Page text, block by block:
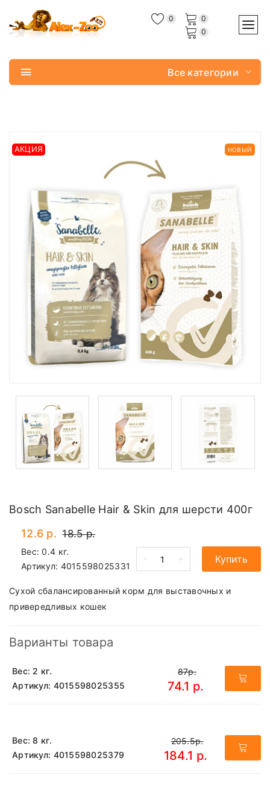
0
0
0
Все категории
АКЦИЯ НОВЫЙ
Bosch Sanabelle Hair & Skin для шерсти 400г
12.6 р. 18.5 р.
Вес: 0.4 кг.
Артикул: 4015598025331
- + Купить
Сухой сбалансированный корм для выставочных и
привередливых кошек
Варианты товара
Вес: 2 кг.
Артикул: 4015598025355
87р.
74.1 р.
Вес: 8 кг.
Артикул: 4015598025379
205.5р.
184.1 р.